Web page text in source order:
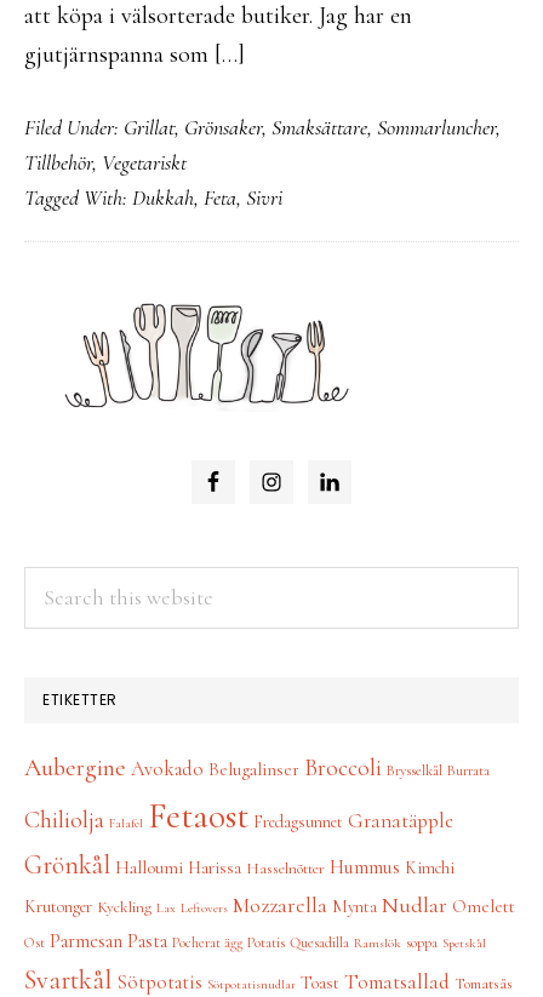
att köpa i välsorterade butiker. Jag har en
gjutjärnspanna som […]
Filed Under: Grillat, Grönsaker, Smaksättare, Sommarluncher,
Tillbehör, Vegetariskt
Tagged With: Dukkah, Feta, Sivri
PRIMARY
SIDEBAR
ETIKETTER
Aubergine Avokado Belugalinser Broccoli Brysselkål Burrata
Chiliolja Falafel Fetaost Fredagsunnet Granatäpple
Grönkål Halloumi Harissa Hasselnötter Hummus Kimchi
Krutonger Kyckling Lax Leftovers Mozzarella Mynta Nudlar Omelett
Ost Parmesan Pasta Pocherat ägg Potatis Quesadilla Ramslök soppa Spetskål
Svartkål Sötpotatis Sötpotatisnudlar Toast Tomatsallad Tomatsås